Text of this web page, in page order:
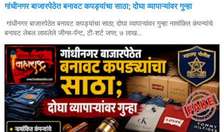
गांधीनगर बाजारपेठेत बनावट कपड्यांचा साठा; दोघा व्यापाऱ्यांवर गुन्हा
गांधीनगर बाजारपेठेत बनावट कपड्यांचा साठा; दोघा व्यापाऱ्यांवर गुन्हा नामांकित कंपन्यांचे
बनावट लेबल लावलेले जीन्स-पॅन्ट, टी-शर्ट जप्त; ७ लाख...